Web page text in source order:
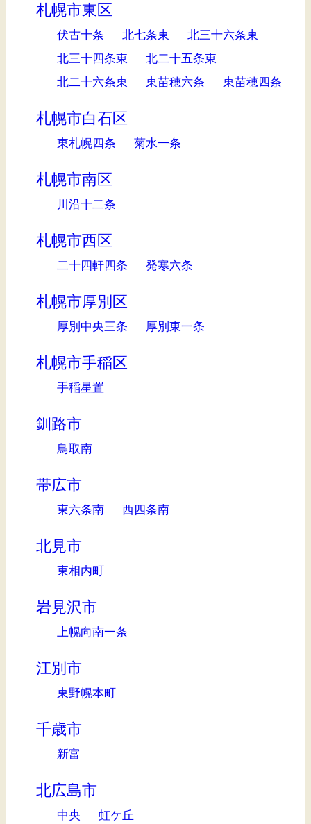
札幌市東区
伏古十条 北七条東
北三十六条東
北三十四条東
北二十五条東
北二十六条東
東苗穂六条 東苗穂四条
札幌市白石区
東札幌四条 菊水一条
札幌市南区
川沿十二条
札幌市西区
二十四軒四条 発寒六条
札幌市厚別区
厚別中央三条 厚別東一条
札幌市手稲区
手稲星置
釧路市
鳥取南
帯広市
東六条南 西四条南
北見市
東相内町
岩見沢市
上幌向南一条
江別市
東野幌本町
千歳市
新富
北広島市
中央 虹ケ丘